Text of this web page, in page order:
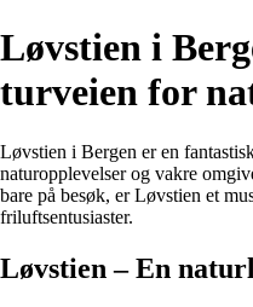
Løvstien i
turveien for
Løvstien i Bergen er en
naturopplevelser og vakre
bare på besøk, er Løvstien et
friluftsentusiaster.
Løvstien – En